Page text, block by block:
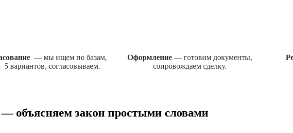
— мы ищем по базам,
вариантов, согласовываем.
Оформление— готовим документы,
сопровождаем сделку.
объясняем закон простыми словами